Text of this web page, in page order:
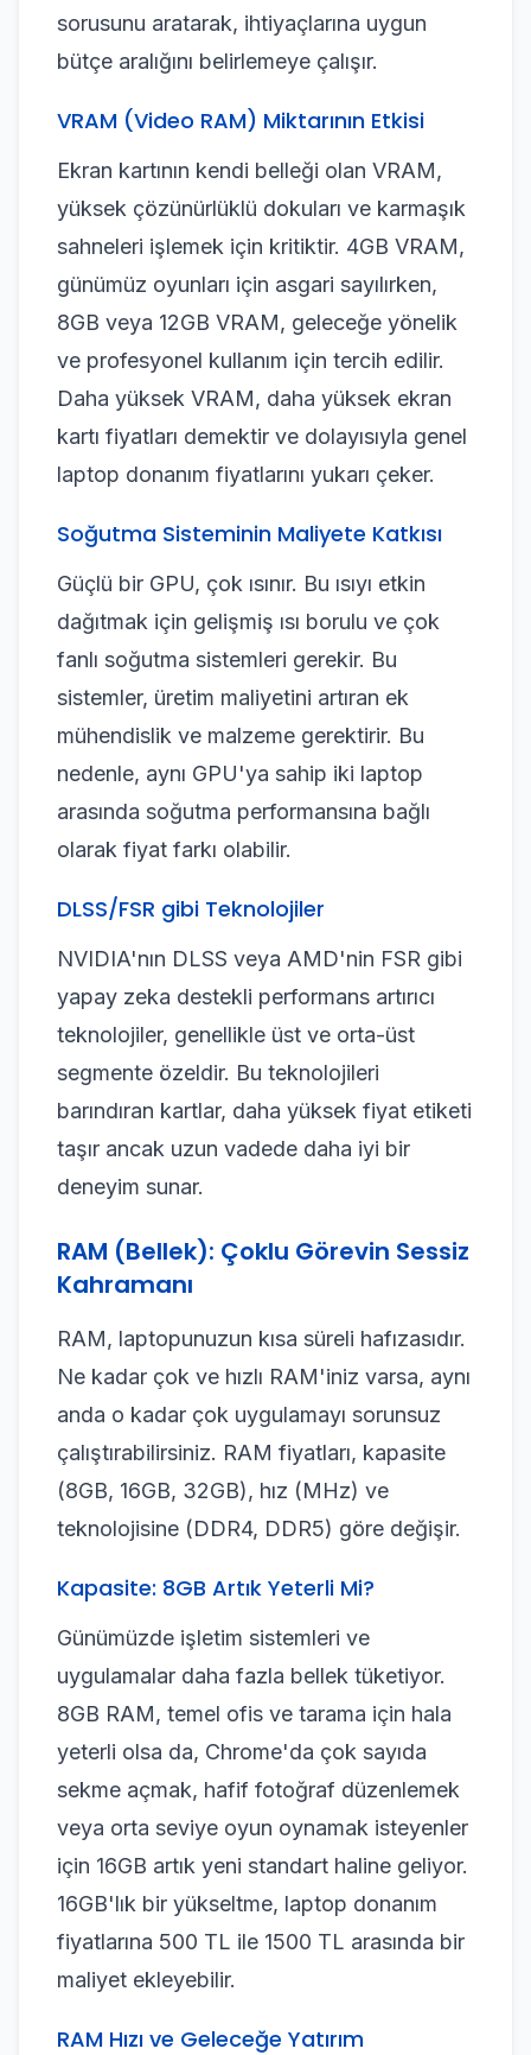
sorusunu aratarak, ihtiyaçlarına uygun
bütçe aralığını belirlemeye çalışır.
VRAM (Video RAM) Miktarının Etkisi
Ekran kartının kendi belleği olan VRAM,
yüksek çözünürlüklü dokuları ve karmaşık
sahneleri işlemek için kritiktir. 4GB VRAM,
günümüz oyunları için asgari sayılırken,
8GB veya 12GB VRAM, geleceğe yönelik
ve profesyonel kullanım için tercih edilir.
Daha yüksek VRAM, daha yüksek ekran
kartı fiyatları demektir ve dolayısıyla genel
laptop donanım fiyatlarını yukarı çeker.
Soğutma Sisteminin Maliyete Katkısı
Güçlü bir GPU, çok ısınır. Bu ısıyı etkin
dağıtmak için gelişmiş ısı borulu ve çok
fanlı soğutma sistemleri gerekir. Bu
sistemler, üretim maliyetini artıran ek
mühendislik ve malzeme gerektirir. Bu
nedenle, aynı GPU'ya sahip iki laptop
arasında soğutma performansına bağlı
olarak fiyat farkı olabilir.
DLSS/FSR gibi Teknolojiler
NVIDIA'nın DLSS veya AMD'nin FSR gibi
yapay zeka destekli performans artırıcı
teknolojiler, genellikle üst ve orta-üst
segmente özeldir. Bu teknolojileri
barındıran kartlar, daha yüksek fiyat etiketi
taşır ancak uzun vadede daha iyi bir
deneyim sunar.
RAM (Bellek): Çoklu Görevin Sessiz
Kahramanı
RAM, laptopunuzun kısa süreli hafızasıdır.
Ne kadar çok ve hızlı RAM'iniz varsa, aynı
anda o kadar çok uygulamayı sorunsuz
çalıştırabilirsiniz. RAM fiyatları, kapasite
(8GB, 16GB, 32GB), hız (MHz) ve
teknolojisine (DDR4, DDR5) göre değişir.
Kapasite: 8GB Artık Yeterli Mi?
Günümüzde işletim sistemleri ve
uygulamalar daha fazla bellek tüketiyor.
8GB RAM, temel ofis ve tarama için hala
yeterli olsa da, Chrome'da çok sayıda
sekme açmak, hafif fotoğraf düzenlemek
veya orta seviye oyun oynamak isteyenler
için 16GB artık yeni standart haline geliyor.
16GB'lık bir yükseltme, laptop donanım
fiyatlarına 500 TL ile 1500 TL arasında bir
maliyet ekleyebilir.
RAM Hızı ve Geleceğe Yatırım